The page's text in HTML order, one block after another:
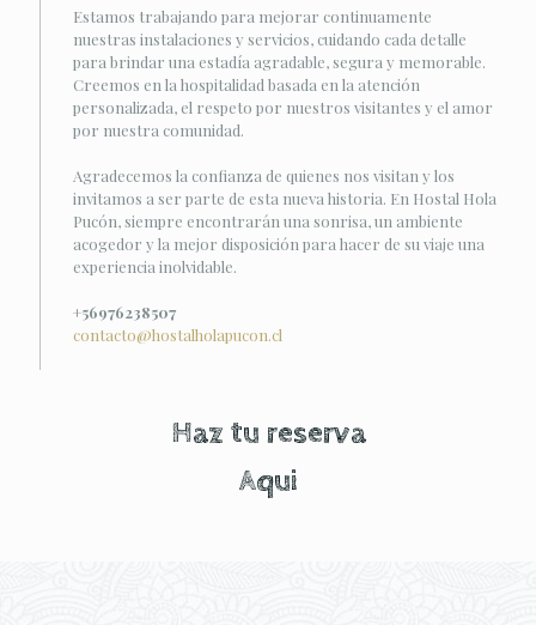
Estamos trabajando para mejorar continuamente
nuestras instalaciones y servicios, cuidando cada detalle
para brindar una estadía agradable, segura y memorable.
Creemos en la hospitalidad basada en la atención
personalizada, el respeto por nuestros visitantes y el amor
por nuestra comunidad.
Agradecemos la confianza de quienes nos visitan y los
invitamos a ser parte de esta nueva historia. En Hostal Hola
Pucón, siempre encontrarán una sonrisa, un ambiente
acogedor y la mejor disposición para hacer de su viaje una
experiencia inolvidable.
+56976238507
contacto@hostalholapucon.cl
Haz tu reserva
Aqui